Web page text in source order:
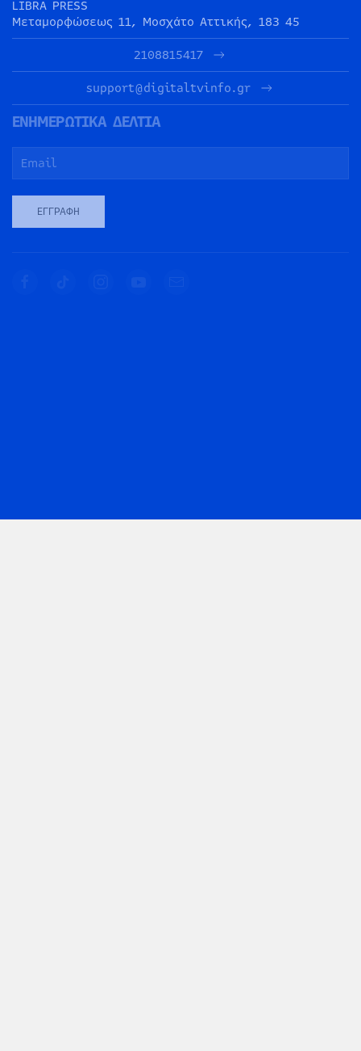
LIBRA PRESS
Μεταμορφώσεως 11, Μοσχάτο Αττικής, 183 45
2108815417
support@digitaltvinfo.gr
ΕΝΗΜΕΡΩΤΙΚΑ ΔΕΛΤΙΑ
ΕΓΓΡΑΦΉ